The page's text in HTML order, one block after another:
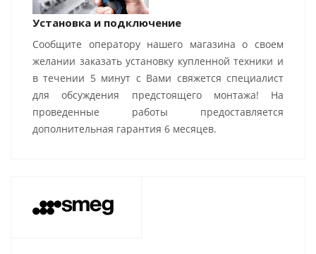
Установка и подключение
Сообщите оператору нашего магазина о своем
желании заказать установку купленной техники и
в течении 5 минут с Вами свяжется специалист
для обсуждения предстоящего монтажа! На
проведенные работы предоставляется
дополнительная гарантия 6 месяцев.